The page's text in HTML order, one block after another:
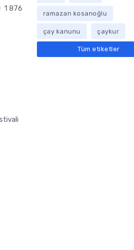
1 876
ramazan kosanoğlu
çay kanunu çaykur
Tüm etiketler